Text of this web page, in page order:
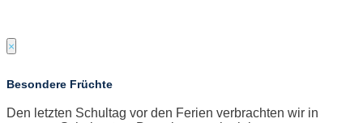
×
Besondere Früchte
Den letzten Schultag vor den Ferien verbrachten wir in